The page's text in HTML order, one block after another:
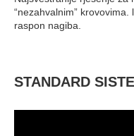
“nezahvalnim”
raspon nagiba.
STANDARD